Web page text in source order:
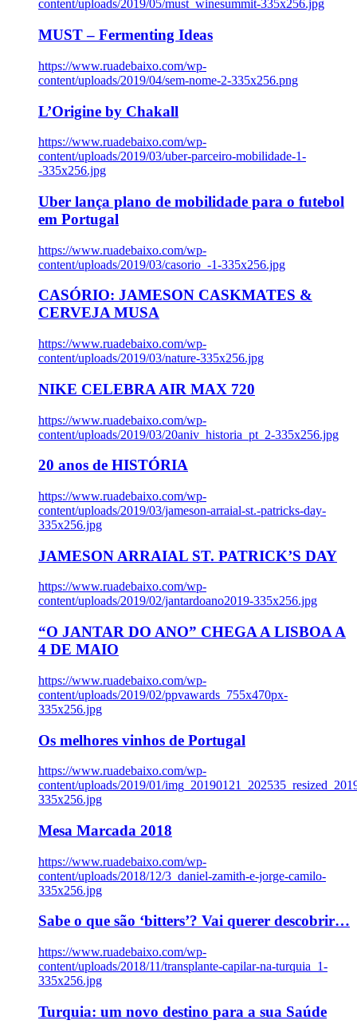
content/uploads/2019/05/must_winesummit-335x256.jpg
MUST – Fermenting Ideas
https://www.ruadebaixo.com/wp-
content/uploads/2019/04/sem-nome-2-335x256.png
L’Origine by Chakall
https://www.ruadebaixo.com/wp-
content/uploads/2019/03/uber-parceiro-mobilidade-1-
-335x256.jpg
Uber lança plano de mobilidade para o futebol
em Portugal
https://www.ruadebaixo.com/wp-
content/uploads/2019/03/casorio_-1-335x256.jpg
CASÓRIO: JAMESON CASKMATES &
CERVEJA MUSA
https://www.ruadebaixo.com/wp-
content/uploads/2019/03/nature-335x256.jpg
NIKE CELEBRA AIR MAX 720
https://www.ruadebaixo.com/wp-
content/uploads/2019/03/20aniv_historia_pt_2-335x256.jpg
20 anos de HISTÓRIA
https://www.ruadebaixo.com/wp-
content/uploads/2019/03/jameson-arraial-st.-patricks-day-
335x256.jpg
JAMESON ARRAIAL ST. PATRICK’S DAY
https://www.ruadebaixo.com/wp-
content/uploads/2019/02/jantardoano2019-335x256.jpg
“O JANTAR DO ANO” CHEGA A LISBOA A
4 DE MAIO
https://www.ruadebaixo.com/wp-
content/uploads/2019/02/ppvawards_755x470px-
335x256.jpg
Os melhores vinhos de Portugal
https://www.ruadebaixo.com/wp-
content/uploads/2019/01/
335x256.jpg
Mesa Marcada 2018
https://www.ruadebaixo.com/wp-
content/uploads/2018/12/3_daniel-zamith-e-jorge-camilo-
335x256.jpg
Sabe o que são ‘bitters’? Vai querer descobrir…
https://www.ruadebaixo.com/wp-
content/uploads/2018/11/transplante-capilar-na-turquia_1-
335x256.jpg
Turquia: um novo destino para a sua Saúde